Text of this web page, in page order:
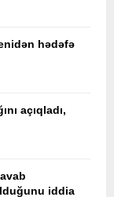
hədəfə
açıqladı,
iddia